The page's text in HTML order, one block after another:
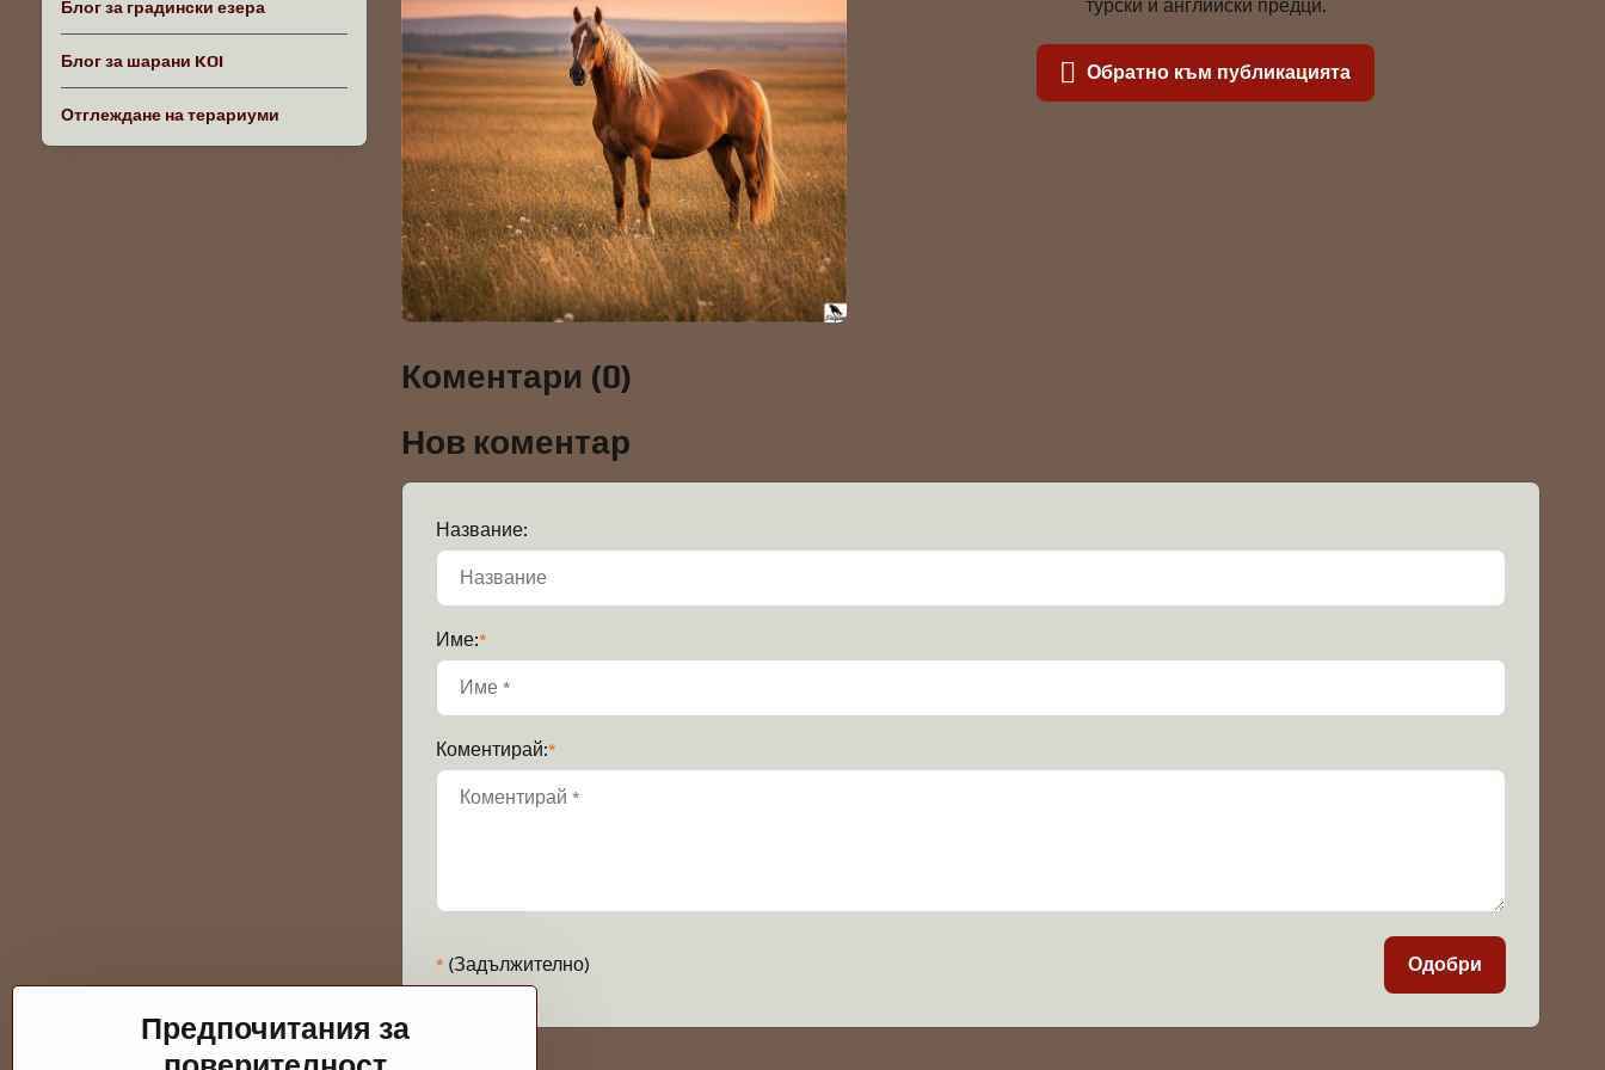
турски и английски предци.
Обратно към публикацията
Коментари (0)
Нов коментар
Название:
Име:*
Коментирай:*
* (Задължително) Одобри
Блог за градински езера
Блог за шарани KOI
Отглеждане на терариуми
Предпочитания за